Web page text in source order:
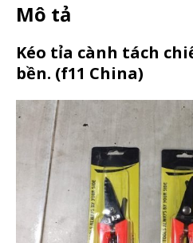
Mô tả
Kéo tỉa cành tách
bền. (f11 China)